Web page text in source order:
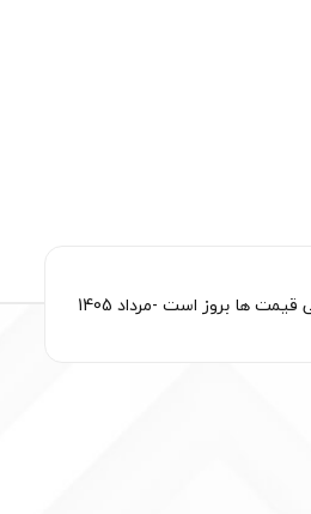
ها بروز است -مرداد 1405